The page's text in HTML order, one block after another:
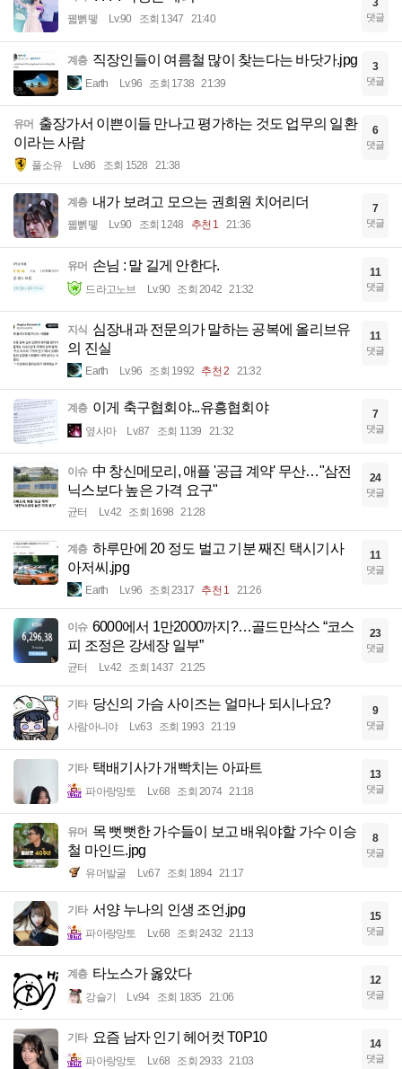
꿻뻵뗗 Lv.90 조회 1347 21:40
3
댓글
계층 직장인들이 여름철 많이 찾는다는 바닷가.jpg
Earth Lv.96 조회 1738 21:39
3
댓글
유머 출장가서 이쁜이들 만나고 평가하는 것도 업무의 일환
이라는 사람
풀소유 Lv.86 조회 1528 21:38
6
댓글
계층 내가 보려고 모으는 권희원 치어리더
꿻뻵뗗 Lv.90 조회 1248 추천 1 21:36
7
댓글
유머 손님 : 말 길게 안한다.
드라고노브 Lv.90 조회 2042 21:32
11
댓글
지식
심장내과 전문의가 말하는 공복에 올리브유
의 진실
Earth Lv.96 조회 1992 추천 2 21:32
11
댓글
계층 이게 축구협회야...유흥협회야
옆사마 Lv.87 조회 1139 21:32
7
댓글
이슈 中 창신메모리, 애플 '공급 계약' 무산…"삼전
닉스보다 높은 가격 요구"
균터 Lv.42 조회 1698 21:28
24
댓글
계층 하루만에 20 정도 벌고 기분 째진 택시기사
아저씨.jpg
Earth Lv.96 조회 2317 추천 1 21:26
11
댓글
이슈 6000에서 1만2000까지?…골드만삭스 “코스
피 조정은 강세장 일부”
균터 Lv.42 조회 1437 21:25
23
댓글
기타 당신의 가슴 사이즈는 얼마나 되시나요?
사람아니야 Lv.63 조회 1993 21:19
9
댓글
기타 택배기사가 개빡치는 아파트
파아랑망토 Lv.68 조회 2074 21:18
13
댓글
유머 목 뻣뻣한 가수들이 보고 배워야할 가수 이승
철 마인드.jpg
유머발굴 Lv.67 조회 1894 21:17
8
댓글
기타 서양 누나의 인생 조언.jpg
파아랑망토 Lv.68 조회 2432 21:13
15
댓글
계층 타노스가 옳았다
강슬기 Lv.94 조회 1835 21:06
12
댓글
기타 요즘 남자 인기 헤어컷 T0P10
파아랑망토 Lv.68 조회 2933 21:03
14
댓글